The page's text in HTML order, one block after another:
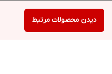
دیدن محصولات مرتبط